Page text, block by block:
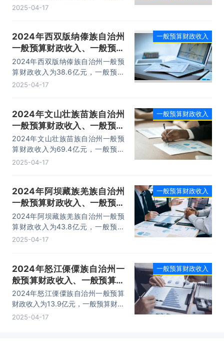
财政支出为385亿元，一般预算财政
2025-04-17
2024年西双版纳傣族自治州
一般预算财政收入、一般预算
财政支出及收支差额情况
2024年西双版纳傣族自治州一般预
算财政收入为38.6亿元，一般预算
财政支出为152.7亿元，一般预算财
2025-04-17
一般预算财政收入
2024年文山壮族苗族自治州
一般预算财政收入、一般预算
财政支出及收支差额情况
2024年文山壮族苗族自治州一般预
算财政收入为69.4亿元，一般预算
财政支出为388.5亿元，一般预算财
2025-04-17
一般预算财政收入
2024年阿坝藏族羌族自治州
一般预算财政收入、一般预算
财政支出及收支差额情况
2024年阿坝藏族羌族自治州一般预
算财政收入为43.8亿元，一般预算
财政支出为368.3亿元，一般预算财
2025-04-17
一般预算财政收入
2024年怒江傈僳族自治州一
般预算财政收入、一般预算财
政支出及收支差额情况
2024年怒江傈僳族自治州一般预算
财政收入为13.9亿元，一般预算财政
支出为129.2亿元，一般预算财政收
2025-04-17
一般预算财政收入